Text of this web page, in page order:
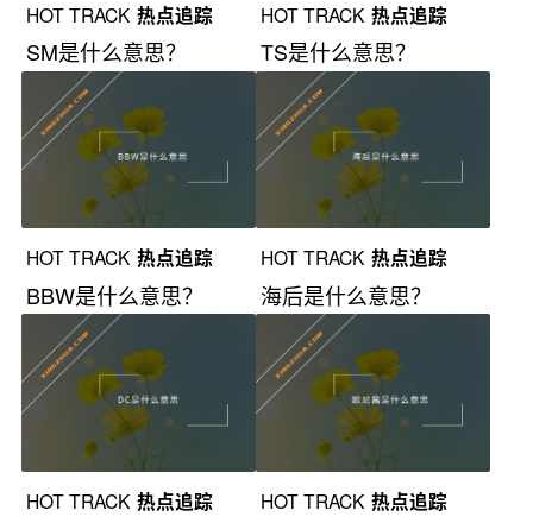
HOT TRACK 热点追踪
SM是什么意思？
HOT TRACK 热点追踪
TS是什么意思？
HOT TRACK 热点追踪
BBW是什么意思？
HOT TRACK 热点追踪
海后是什么意思？
HOT TRACK 热点追踪 HOT TRACK 热点追踪